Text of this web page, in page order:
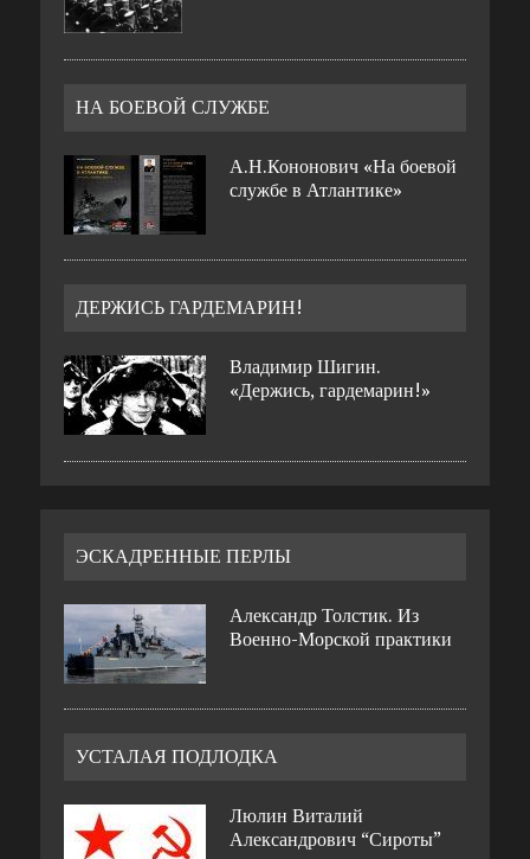
НА БОЕВОЙ СЛУЖБЕ
А.Н.Кононович «На боевой
службе в Атлантике»
ДЕРЖИСЬ ГАРДЕМАРИН!
Владимир Шигин.
«Держись, гардемарин!»
ЭСКАДРЕННЫЕ ПЕРЛЫ
Александр Толстик. Из
Военно-Морской практики
УСТАЛАЯ ПОДЛОДКА
Люлин Виталий
Александрович “Сироты”